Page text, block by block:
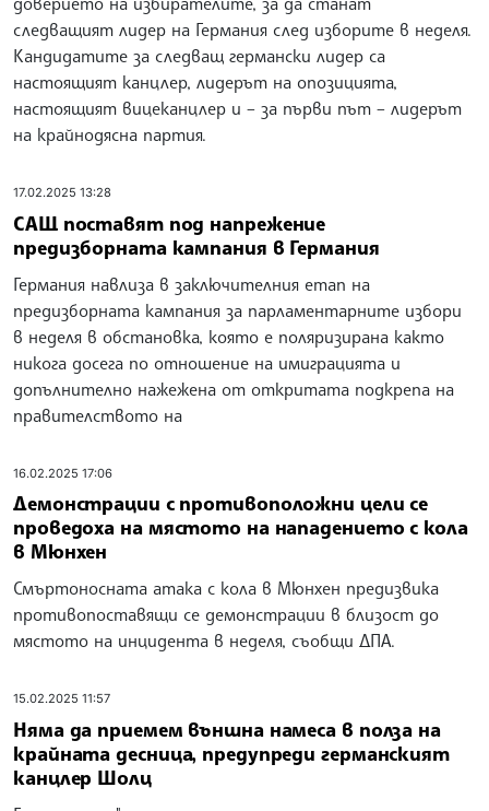
следващият лидер на Германия след изборите в неделя.
Кандидатите за следващ германски лидер са
настоящият канцлер, лидерът на опозицията,
настоящият вицеканцлер и – за първи път – лидерът
на крайнодясна партия.
17.02.2025 13:28
САЩ поставят под напрежение
предизборната кампания в Германия
Германия навлиза в заключителния етап на
предизборната кампания за парламентарните избори
в неделя в обстановка, която е поляризирана както
никога досега по отношение на имиграцията и
допълнително нажежена от откритата подкрепа на
правителството на
16.02.2025 17:06
Демонстрации с противоположни цели се
проведоха на мястото на нападението с кола
в Мюнхен
Смъртоносната атака с кола в Мюнхен предизвика
противопоставящи се демонстрации в близост до
мястото на инцидента в неделя, съобщи ДПА.
15.02.2025 11:57
Няма да приемем външна намеса в полза на
крайната десница, предупреди германският
канцлер Шолц